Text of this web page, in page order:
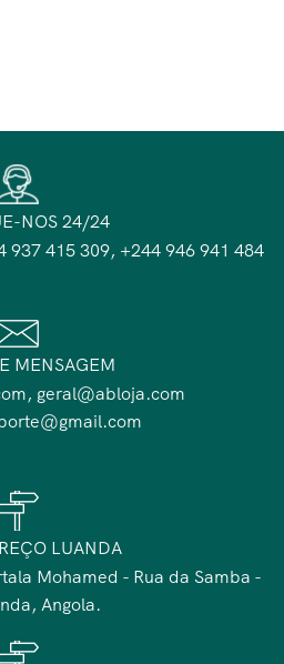
NOS 24/24
937 415 309, +244 946 941 484
MENSAGEM
geral@abloja.com
LUANDA
Mohamed - Rua da Samba -
Angola.